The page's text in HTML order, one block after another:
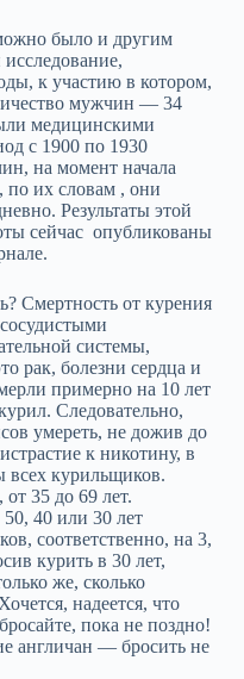
было и другим
к участию в котором,
мужчин — 34
медицинскими
с 1900 по 1930
на момент начала
по их словам , они
Результаты этой
сейчас опубликованы
Смертность от курения
системы,
рак, болезни сердца и
примерно на 10 лет
Следовательно,
умереть, не дожив до
к никотину, в
всех курильщиков.
35 до 69 лет.
40 или 30 лет
соответственно, на 3,
курить в 30 лет,
же, сколько
надеется, что
пока не поздно!
англичан — бросить не